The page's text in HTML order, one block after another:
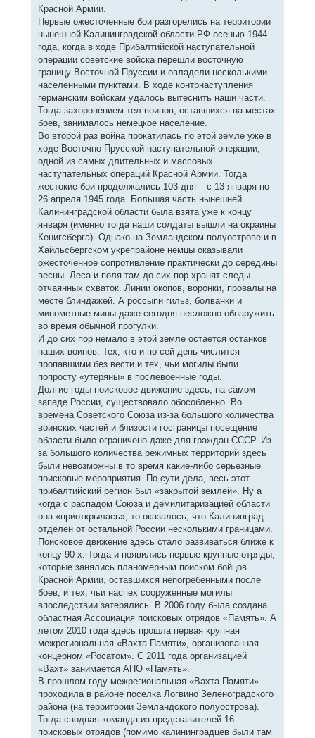
Красной Армии.
Первые ожесточенные бои разгорелись на территории
нынешней Калининградской области РФ осенью 1944
года, когда в ходе Прибалтийской наступательной
операции советские войска перешли восточную
границу Восточной Пруссии и овладели несколькими
населенными пунктами. В ходе контрнаступления
германским войскам удалось вытеснить наши части.
Тогда захоронением тел воинов, оставшихся на местах
боев, занималось немецкое население.
Во второй раз война прокатилась по этой земле уже в
ходе Восточно-Прусской наступательной операции,
одной из самых длительных и массовых
наступательных операций Красной Армии. Тогда
жестокие бои продолжались 103 дня – с 13 января по
26 апреля 1945 года. Большая часть нынешней
Калининградской области была взята уже к концу
января (именно тогда наши солдаты вышли на окраины
Кенигсберга). Однако на Земландском полуострове и в
Хайльсбергском укрепрайоне немцы оказывали
ожесточенное сопротивление практически до середины
весны. Леса и поля там до сих пор хранят следы
отчаянных схваток. Линии окопов, воронки, провалы на
месте блиндажей. А россыпи гильз, болванки и
минометные мины даже сегодня несложно обнаружить
во время обычной прогулки.
И до сих пор немало в этой земле остается останков
наших воинов. Тех, кто и по сей день числится
пропавшими без вести и тех, чьи могилы были
попросту «утеряны» в послевоенные годы.
Долгие годы поисковое движение здесь, на самом
западе России, существовало обособленно. Во
времена Советского Союза из-за большого количества
воинских частей и близости госграницы посещение
области было ограничено даже для граждан СССР. Из-
за большого количества режимных территорий здесь
были невозможны в то время какие-либо серьезные
поисковые мероприятия. По сути дела, весь этот
прибалтийский регион был «закрытой землей». Ну а
когда с распадом Союза и демилитаризацией области
она «приоткрылась», то оказалось, что Калининград
отделен от остальной России несколькими границами.
Поисковое движение здесь стало развиваться ближе к
концу 90-х. Тогда и появились первые крупные отряды,
которые занялись планомерным поиском бойцов
Красной Армии, оставшихся непогребенными после
боев, и тех, чьи наспех сооруженные могилы
впоследствии затерялись. В 2006 году была создана
областная Ассоциация поисковых отрядов «Память». А
летом 2010 года здесь прошла первая крупная
межрегиональная «Вахта Памяти», организованная
концерном «Росатом». С 2011 года организацией
«Вахт» занимается АПО «Память».
В прошлом году межрегиональная «Вахта Памяти»
проходила в районе поселка Логвино Зеленоградского
района (на территории Земландского полуострова).
Тогда сводная команда из представителей 16
поисковых отрядов (помимо калининградцев были там